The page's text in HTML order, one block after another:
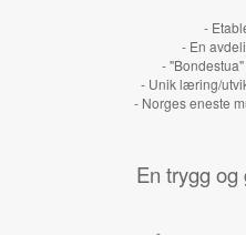
-
- En
-
- Unik læring/
- Norges eneste
En trygg og